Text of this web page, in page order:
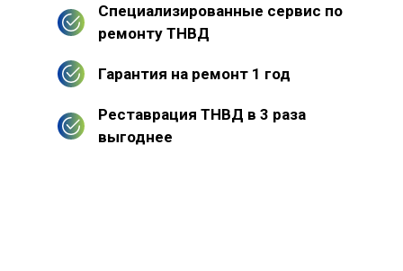
Специализированные сервис по
ремонту ТНВД
Гарантия на ремонт 1 год
Реставрация ТНВД в 3 раза
выгоднее